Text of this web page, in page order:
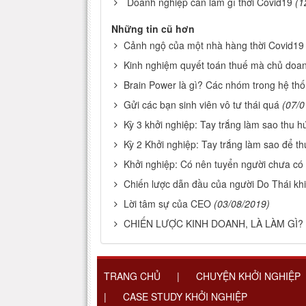
Những tin cũ hơn
Cảnh ngộ của một nhà hàng thời Covid19
Kinh nghiệm quyết toán thuế mà chủ
Brain Power là gì? Các nhóm trong hệ
Gửi các bạn sinh viên vô tư thái quá (07/
Kỳ 3 khởi nghiệp: Tay trắng làm sao thu
Kỳ 2 Khởi nghiệp: Tay trắng làm sao để
Khởi nghiệp: Có nên tuyển người chưa
Chiến lược dẫn đầu của người Do Thái
Lời tâm sự của CEO (03/08/2019)
CHIẾN LƯỢC KINH DOANH, LÀ LÀM GÌ?
TRANG CHỦ |
CHUYỆN KHỞI NGHIỆP
|
CASE STUDY KHỞI NGHIỆP